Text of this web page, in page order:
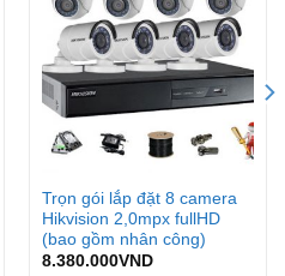
DNR.
SAT.
Trọn gói lắp đặt 8 camera
Hikvision 2,0mpx fullHD
(bao gồm nhân công)
8.380.000VND